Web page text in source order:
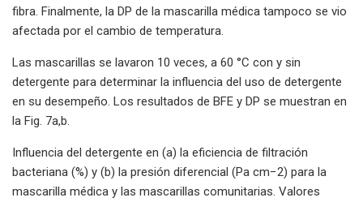
fibra. Finalmente, la DP de la mascarilla médica tampoco se vio
afectada por el cambio de temperatura.
Las mascarillas se lavaron 10 veces, a 60 °C con y sin
detergente para determinar la influencia del uso de detergente
en su desempeño. Los resultados de BFE y DP se muestran en
la Fig. 7a,b.
Influencia del detergente en (a) la eficiencia de filtración
bacteriana (%) y (b) la presión diferencial (Pa cm−2) para la
mascarilla médica y las mascarillas comunitarias. Valores